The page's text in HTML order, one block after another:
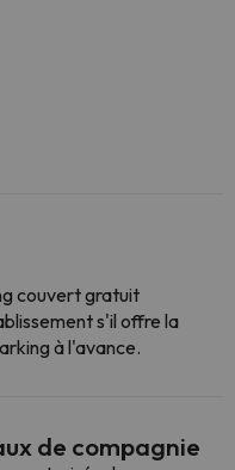
couvert gratuit
s'il offre la
à l'avance.
de compagnie